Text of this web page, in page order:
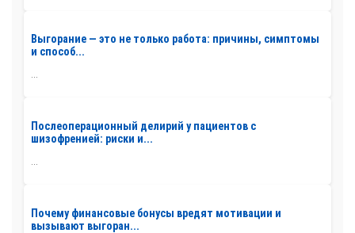
Выгорание — это не только работа: причины, симптомы
и способ...
...
Послеоперационный делирий у пациентов с
шизофренией: риски и...
...
Почему финансовые бонусы вредят мотивации и
вызывают выгоран...